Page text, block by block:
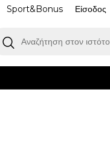
Είσοδος
Sport&Bonus
Αναζήτηση στον